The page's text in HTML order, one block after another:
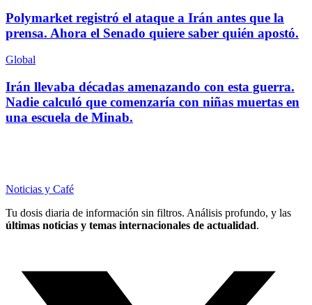
Polymarket registró el ataque a Irán antes que la
prensa. Ahora el Senado quiere saber quién apostó.
Global
Irán llevaba décadas amenazando con esta guerra.
Nadie calculó que comenzaría con niñas muertas en
una escuela de Minab.
Noticias y Café
Tu dosis diaria de información sin filtros. Análisis profundo, y las
últimas noticias y temas internacionales de actualidad.